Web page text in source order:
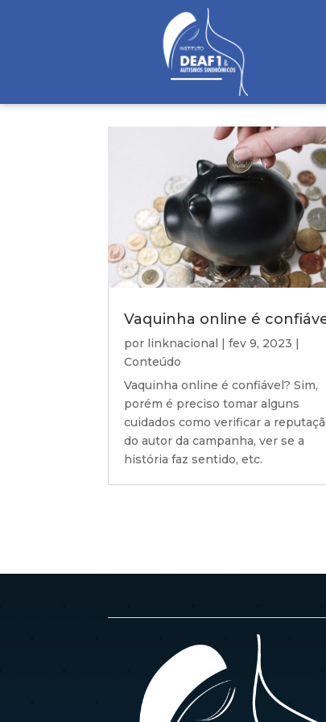
como fazer
Vaquinha online é
por linknacional |fev 9, 2023 |
Conteúdo
Vaquinha online é confiável? Sim,
porém é preciso tomar alguns
cuidados como verificar a
do autor da campanha, ver se a
história faz sentido, etc.